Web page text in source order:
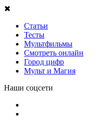
✖
Статьи
Тесты
Мультфильмы
Смотреть онлайн
Город цифр
Мульт и Магия
Наши соцсети